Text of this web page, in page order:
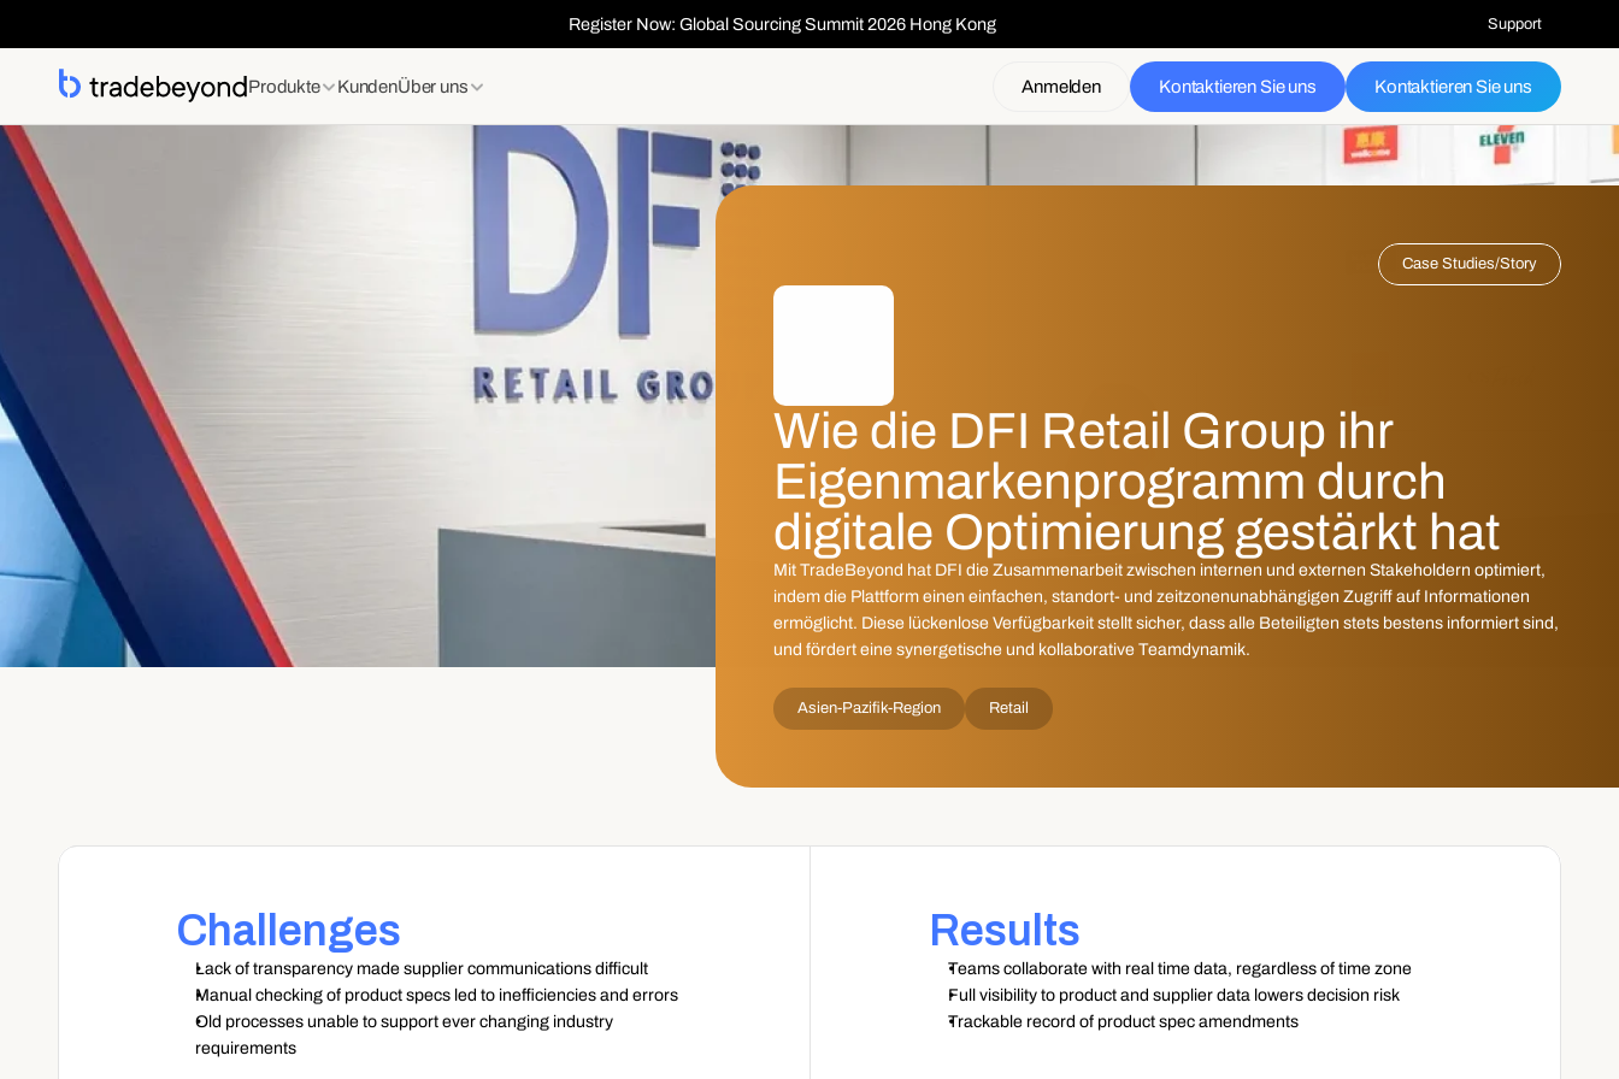
Register Now: Global Sourcing Summit 2026 Hong Kong Support
Produkte KundenÜber uns Anmelden Kontaktieren Sie uns Kontaktieren Sie uns
Case Studies/Story
Wie die DFI Retail Group ihr
Eigenmarkenprogramm durch
digitale Optimierung gestärkt hat
Mit TradeBeyond hat DFI die Zusammenarbeit zwischen internen und externen Stakeholdern optimiert,
indem die Plattform einen einfachen, standort- und zeitzonenunabhängigen Zugriff auf Informationen
ermöglicht. Diese lückenlose Verfügbarkeit stellt sicher, dass alle Beteiligten stets bestens informiert sind,
und fördert eine synergetische und kollaborative Teamdynamik.
Asien-Pazifik-Region Retail
Challenges
Lack of transparency made supplier communications difficult
Manual checking of product specs led to inefficiencies and errors
Old processes unable to support ever changing industry
requirements
Results
Teams collaborate with real time data, regardless of time zone
Full visibility to product and supplier data lowers decision risk
Trackable record of product spec amendments